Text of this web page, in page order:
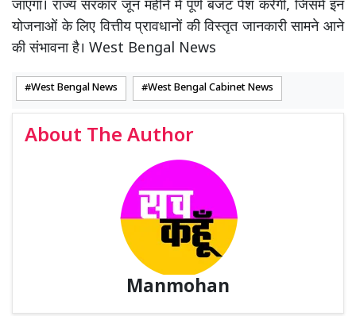
जाएगा। राज्य सरकार जून महीने में पूर्ण बजट पेश करेगी, जिसमें इन
योजनाओं के लिए वित्तीय प्रावधानों की विस्तृत जानकारी सामने आने
की संभावना है। West Bengal News
West Bengal News West Bengal Cabinet News
About The Author
Manmohan